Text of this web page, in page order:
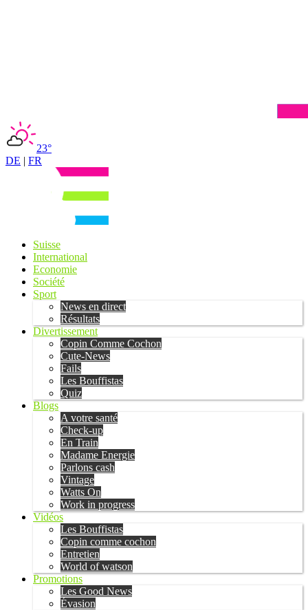
23°
DE | FR
Suisse
International
Economie
Société
Sport
News en direct
Résultats
Divertissement
Copin Comme Cochon
Cute-News
Fails
Les Bouffistas
Quiz
Blogs
A votre santé
Check-up
En Train
Madame Energie
Parlons cash
Vintage
Watts On
Work in progress
Vidéos
Les Bouffistas
Copin comme cochon
Entretien
World of watson
Promotions
Les Good News
Évasion